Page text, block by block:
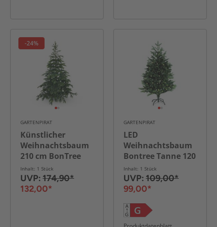
-24%
GARTENPIRAT
Künstlicher
Weihnachtsbaum
210 cm BonTree
Fichte
Inhalt: 1 Stück
UVP: 174,90*
132,00*
GARTENPIRAT
LED
Weihnachtsbaum
Bontree Tanne 120
cm
Inhalt: 1 Stück
UVP: 109,00*
99,00*